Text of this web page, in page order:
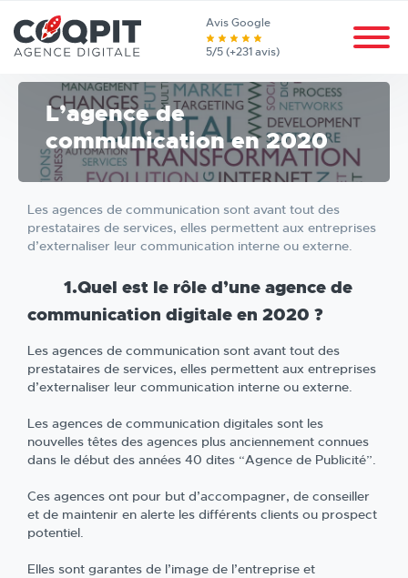
Avis Google
5/5 (+231 avis)
L’agence de
communication en 2020
Les agences de communication sont avant tout des
prestataires de services, elles permettent aux entreprises
d’externaliser leur communication interne ou externe.
1.Quel est le rôle d’une agence de
communication digitale en 2020 ?
Les agences de communication sont avant tout des
prestataires de services, elles permettent aux entreprises
d’externaliser leur communication interne ou externe.
Les agences de communication digitales sont les
nouvelles têtes des agences plus anciennement connues
dans le début des années 40 dites “Agence de Publicité”.
Ces agences ont pour but d’accompagner, de conseiller
et de maintenir en alerte les différents clients ou prospect
potentiel.
Elles sont garantes de l’image de l’entreprise et